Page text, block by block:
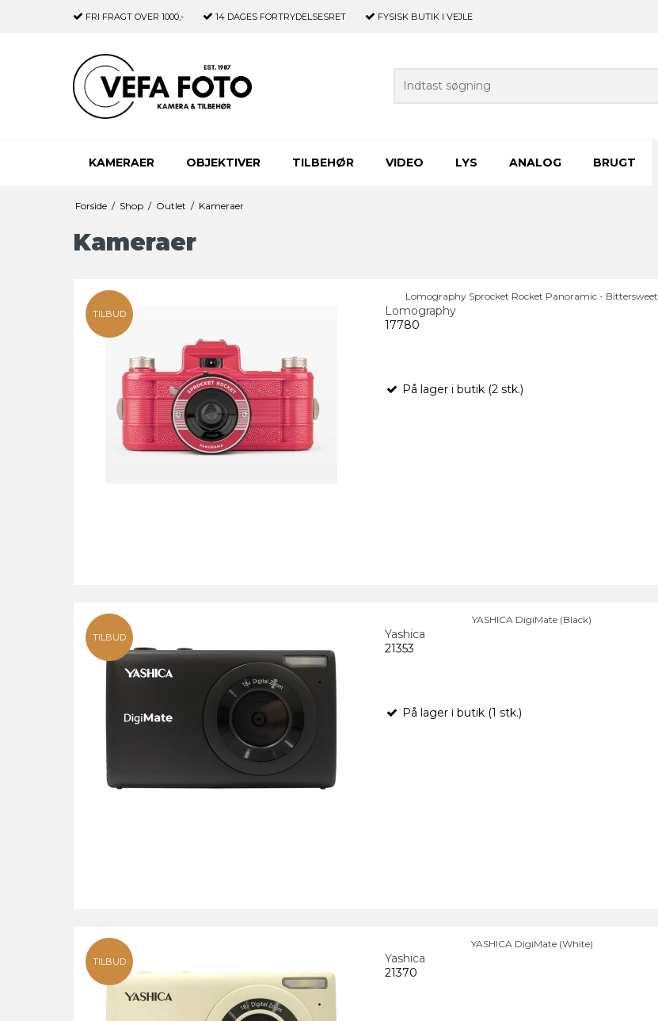
FRI FRAGT OVER 1000,- 14 DAGES FORTRYDELSESRET FYSISK BUTIK I VEJLE
KAMERAER OBJEKTIVER TILBEHØR VIDEO LYS ANALOG BRUGT
Forside / Shop / Outlet / Kameraer
Kameraer
TILBUD
Lomography Sprocket Rocket Panoramic - Bittersweet
Lomography
17780
På lager i butik (2 stk.)
TILBUD
YASHICA DigiMate (Black)
Yashica
21353
På lager i butik (1 stk.)
TILBUD
YASHICA DigiMate (White)
Yashica
21370